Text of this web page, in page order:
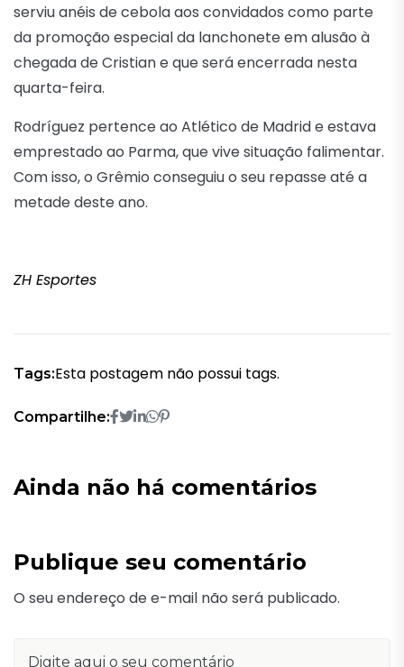
serviu anéis de cebola aos convidados como parte
da promoção especial da lanchonete em alusão à
chegada de Cristian e que será encerrada nesta
quarta-feira.
Rodríguez pertence ao Atlético de Madrid e estava
emprestado ao Parma, que vive situação falimentar.
Com isso, o Grêmio conseguiu o seu repasse até a
metade deste ano.
ZH Esportes
Tags:Esta postagem não possui tags.
Compartilhe:
Ainda não há comentários
Publique seu comentário
O seu endereço de e-mail não será publicado.